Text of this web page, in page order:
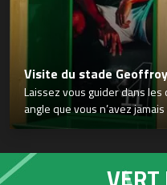
Visite du stade
Laissez vous guider dans les
angle que vous n’avez jamais
VERT